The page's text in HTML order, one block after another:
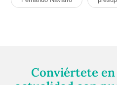
Conviértete